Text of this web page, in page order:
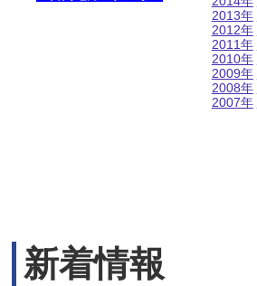
2013年
2012年
2011年
2010年
2009年
2008年
2007年
新着情報